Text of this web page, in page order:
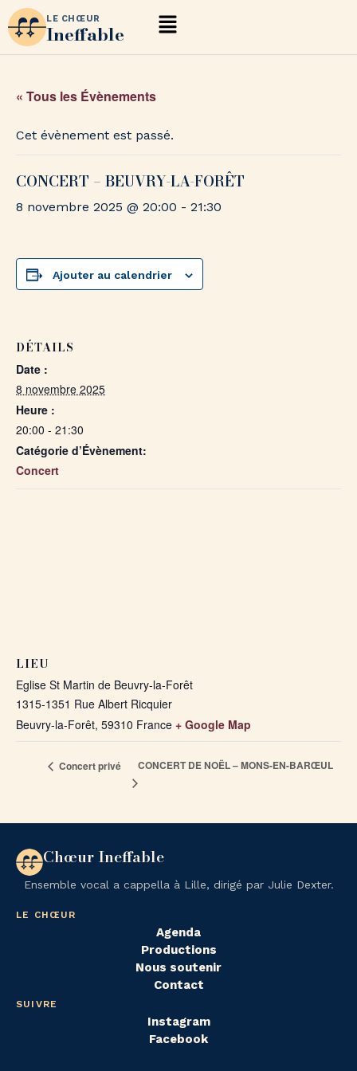
LE CHŒUR
Ineffable
« Tous les Évènements
Cet évènement est passé.
CONCERT – BEUVRY-LA-FORÊT
8 novembre 2025 @ 20:00 - 21:30
Ajouter au calendrier
DÉTAILS
Date :
8 novembre 2025
Heure :
20:00 - 21:30
Catégorie d’Évènement:
Concert
LIEU
Eglise St Martin de Beuvry-la-Forêt
1315-1351 Rue Albert Ricquier
Beuvry-la-Forêt, 59310 France + Google Map
Concert privé CONCERT DE NOËL – MONS-EN-BARŒUL
Chœur Ineffable
Ensemble vocal a cappella à Lille, dirigé par Julie Dexter.
LE CHŒUR
Agenda
Productions
Nous soutenir
Contact
SUIVRE
Instagram
Facebook